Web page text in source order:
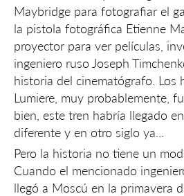
Maybridge para fotografiar el
la pistola fotográfica Etienne
proyector para ver películas,
ingeniero ruso Joseph
historia del cinematógrafo. Los
Lumiere, muy probablemente,
bien, este tren habría llegado
diferente y en otro siglo ya...
Pero la historia no tiene un
Cuando el mencionado
llegó a Moscú en la primavera